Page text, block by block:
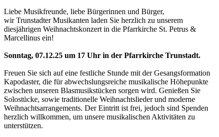
Liebe Musikfreunde, liebe Bürgerinnen und Bürger,
wir Trunstadter Musikanten laden Sie herzlich zu unserem
diesjährigen Weihnachtskonzert in die Pfarrkirche St. Petrus &
Marcellinus ein!
Sonntag, 07.12.25 um 17 Uhr in der Pfarrkirche Trunstadt.
Freuen Sie sich auf eine festliche Stunde mit der Gesangsformation
Kapodaster, die für abwechslungsreiche musikalische Höhepunkte
zwischen unseren Blasmusikstücken sorgen wird. Genießen Sie
Solostücke, sowie traditionelle Weihnachtslieder und moderne
Weihnachtsarrangements. Der Eintritt ist frei, jedoch sind Spenden
herzlich willkommen, um unsere musikalischen Aktivitäten zu
unterstützen.